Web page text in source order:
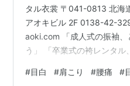
タル衣裳 〒041-0813 北海
アオキビル 2F 0138-42-
aoki.com 「成人式の振袖
う」 「卒業式の袴レンタル
から増えてきます。 あおき
#目白 #肩こり #腰痛 #